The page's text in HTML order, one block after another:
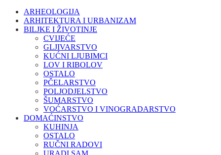
ARHEOLOGIJA
ARHITEKTURA I URBANIZAM
BILJKE I ŽIVOTINJE
CVIJEĆE
GLJIVARSTVO
KUĆNI LJUBIMCI
LOV I RIBOLOV
OSTALO
PČELARSTVO
POLJODJELSTVO
ŠUMARSTVO
VOĆARSTVO I VINOGRADARSTVO
DOMAĆINSTVO
KUHINJA
OSTALO
RUČNI RADOVI